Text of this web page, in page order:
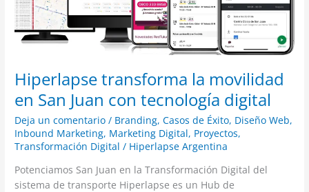
Hiperlapse transforma la movilidad
en San Juan con tecnología digital
Deja un comentario / Branding,Casos de Éxito, Diseño Web,
Inbound Marketing, Marketing Digital, Proyectos,
Transformación Digital / Hiperlapse Argentina
Potenciamos San Juan en la Transformación Digital del
sistema de transporte Hiperlapse es un Hub de
con
tecnología
digital